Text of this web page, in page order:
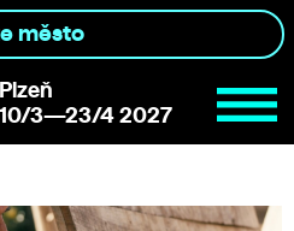
Plzeň
10/3—23/4 2027